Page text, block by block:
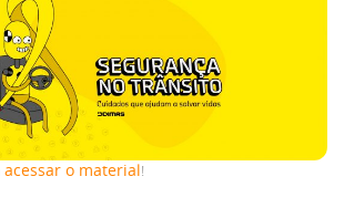
Post
melhores-3
acessar o material!